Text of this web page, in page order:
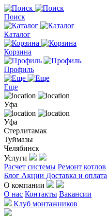
Поиск
Каталог
Корзина
Профиль
Еще
Уфа
Уфа
Стерлитамак
Туймазы
Челябинск
Услуги
Расчет системы Ремонт котлов
Блог Акции Доставка и оплата
О компании
О нас Контакты Вакансии
Клуб монтажников